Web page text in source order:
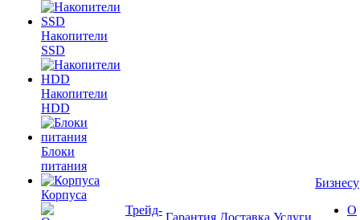
Накопители
SSD
Накопители
HDD
Блоки
питания
Корпуса
Трейд-
Гарантия Доставка Услуги
Бизнесу
О